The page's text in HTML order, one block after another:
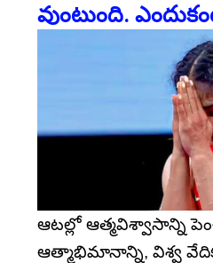
వుంటుంది.
ఆటల్లో ఆత్మవిశ్వాసాన్ని
ఆత్మాభిమానాన్ని, విశ్వ